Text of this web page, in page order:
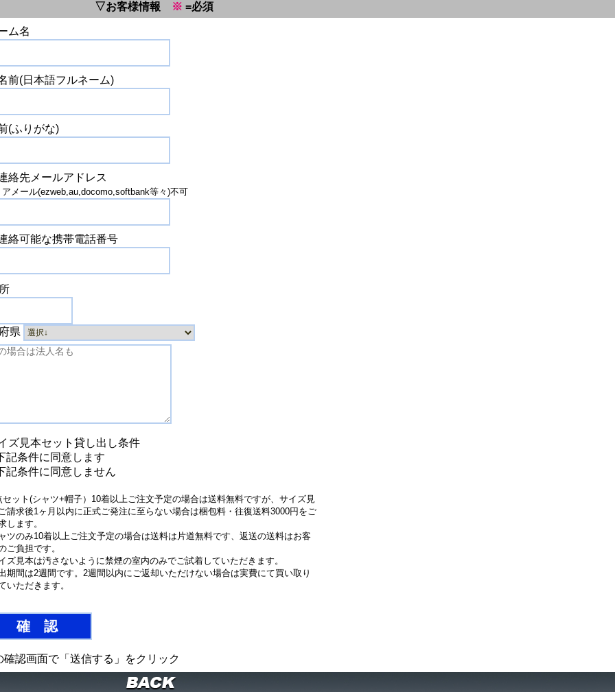
▽お客様情報 ※ =必須
ム名
前(日本語フルネーム)
(ふりがな)
絡先メールアドレス
アメール(ezweb,au,docomo,softbank等々)不可
絡可能な携帯電話番号
県
ズ見本セット貸し出し条件
記条件に同意します
記条件に同意しません
セット(シャツ+帽子）10着以上ご注文予定の場合は送料無料ですが、サイズ見
請求後1ヶ月以内に正式ご発注に至らない場合は梱包料・往復送料3000円をご
します。
ツのみ10着以上ご注文予定の場合は送料は片道無料です、返送の送料はお客
ご負担です。
ズ見本は汚さないように禁煙の室内のみでご試着していただきます。
期間は2週間です。2週間以内にご返却いただけない場合は実費にて買い取り
いただきます。
確認画面で「送信する」をクリック